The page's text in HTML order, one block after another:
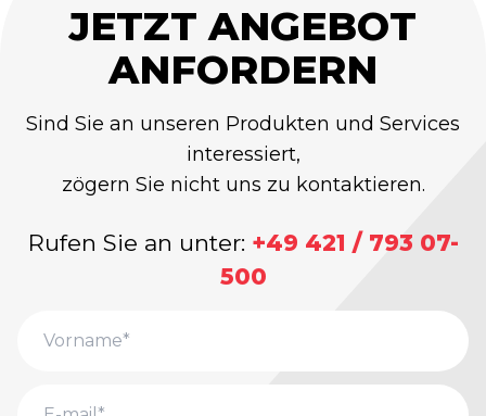
JETZT ANGEBOT
ANFORDERN
Sind Sie an unseren Produkten und Services
interessiert,
zögern Sie nicht uns zu kontaktieren.
Rufen Sie an unter: +49 421 / 793 07-
500